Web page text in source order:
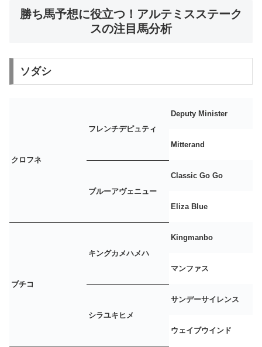
勝ち馬予想に役立つ！アルテミスステーク
スの注目馬分析
ソダシ
クロフネ
フレンチデピュティ
Deputy Minister
Mitterand
ブルーアヴェニュー
Classic Go Go
Eliza Blue
ブチコ
キングカメハメハ
Kingmanbo
マンファス
シラユキヒメ
サンデーサイレンス
ウェイブウインド